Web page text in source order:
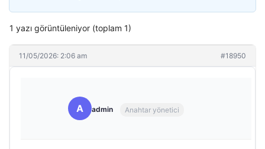
1 yazı görüntüleniyor (toplam 1)
11/05/2026: 2:06 am #18950
A admin Anahtar yönetici